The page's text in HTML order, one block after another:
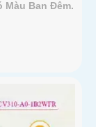
Màu Ban Ðêm.